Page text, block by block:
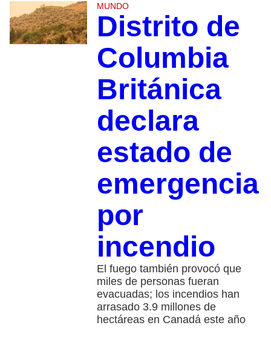
MUNDO
Distrito de
Columbia
Británica
declara
estado de
emergencia
por
incendio
El fuego también provocó que
miles de personas fueran
evacuadas; los incendios han
arrasado 3.9 millones de
hectáreas en Canadá este año